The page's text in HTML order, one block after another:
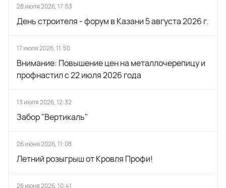
28 июля 2026, 17:53
День строителя - форум в Казани 5 августа 2026 г.
17 июля 2026, 11:50
Внимание: Повышение цен на металлочерепицу и
профнастил с 22 июля 2026 года
13 июля 2026, 12:32
Забор "Вертикаль"
26 июня 2026, 11:08
Летний розыгрыш от Кровля Профи!
26 июня 2026, 10:41